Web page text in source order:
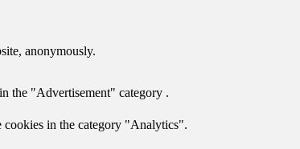
anonymously.
the "Advertisement" category .
cookies in the category "Analytics".